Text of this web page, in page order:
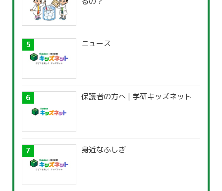
ニュース
保護者の方へ | 学研キッズネット
身近なふしぎ